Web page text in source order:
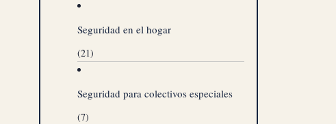
Seguridad en el hogar
(21)
Seguridad para colectivos especiales
(7)